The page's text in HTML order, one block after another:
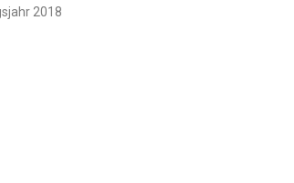
2018